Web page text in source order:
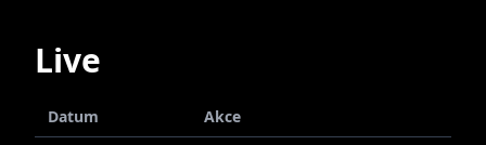
V roce 2022 se podílel na vzniku poesiomatu
ve Skocích u Žlutic.
Live
Datum
Akce